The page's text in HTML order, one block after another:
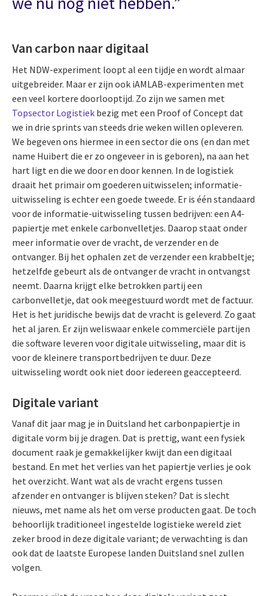
Van carbon naar digitaal
Het NDW-experiment loopt al een tijdje en wordt almaar
uitgebreider. Maar er zijn ook iAMLAB-experimenten met
een veel kortere doorlooptijd. Zo zijn we samen met
Topsector Logistiek bezig met een Proof of Concept dat
we in drie sprints van steeds drie weken willen opleveren.
We begeven ons hiermee in een sector die ons (en dan met
name Huibert die er zo ongeveer in is geboren), na aan het
hart ligt en die we door en door kennen. In de logistiek
draait het primair om goederen uitwisselen; informatie-
uitwisseling is echter een goede tweede. Er is één standaard
voor de informatie-uitwisseling tussen bedrijven: een A4-
papiertje met enkele carbonvelletjes. Daarop staat onder
meer informatie over de vracht, de verzender en de
ontvanger. Bij het ophalen zet de verzender een krabbeltje;
hetzelfde gebeurt als de ontvanger de vracht in ontvangst
neemt. Daarna krijgt elke betrokken partij een
carbonvelletje, dat ook meegestuurd wordt met de factuur.
Het is het juridische bewijs dat de vracht is geleverd. Zo gaat
het al jaren. Er zijn weliswaar enkele commerciële partijen
die software leveren voor digitale uitwisseling, maar dit is
voor de kleinere transportbedrijven te duur. Deze
uitwisseling wordt ook niet door iedereen geaccepteerd.
Digitale variant
Vanaf dit jaar mag je in Duitsland het carbonpapiertje in
digitale vorm bij je dragen. Dat is prettig, want een fysiek
document raak je gemakkelijker kwijt dan een digitaal
bestand. En met het verlies van het papiertje verlies je ook
het overzicht. Want wat als de vracht ergens tussen
afzender en ontvanger is blijven steken? Dat is slecht
nieuws, met name als het om verse producten gaat. De toch
behoorlijk traditioneel ingestelde logistieke wereld ziet
zeker brood in deze digitale variant; de verwachting is dan
ook dat de laatste Europese landen Duitsland snel zullen
volgen.